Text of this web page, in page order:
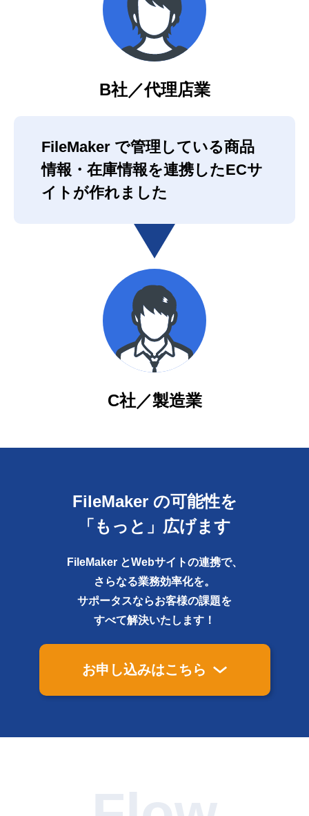
B社／代理店業
FileMaker で管理している商品
情報・在庫情報を連携したECサ
イトが作れました
C社／製造業
FileMaker の可能性を
「もっと」広げます
FileMaker とWebサイトの連携で、
さらなる業務効率化を。
サポータスならお客様の課題を
すべて解決いたします！
お申し込みはこちら